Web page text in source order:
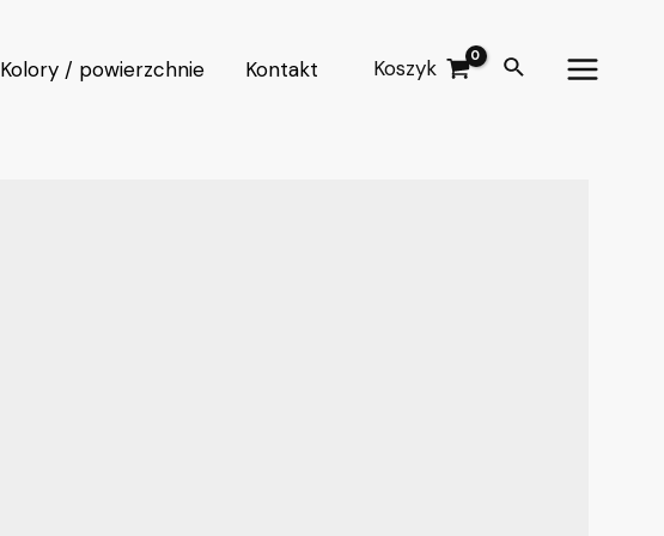
Kolory / powierzchnie Kontakt Koszyk